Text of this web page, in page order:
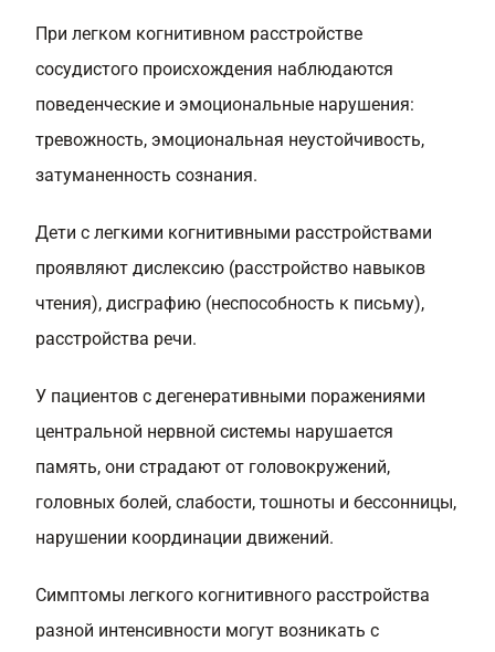
При легком когнитивном расстройстве
сосудистого происхождения наблюдаются
поведенческие и эмоциональные нарушения:
тревожность, эмоциональная неустойчивость,
затуманенность сознания.
Дети с легкими когнитивными расстройствами
проявляют дислексию (расстройство навыков
чтения), дисграфию (неспособность к письму),
расстройства речи.
У пациентов с дегенеративными поражениями
центральной нервной системы нарушается
память, они страдают от головокружений,
головных болей, слабости, тошноты и бессонницы,
нарушении координации движений.
Симптомы легкого когнитивного расстройства
разной интенсивности могут возникать с